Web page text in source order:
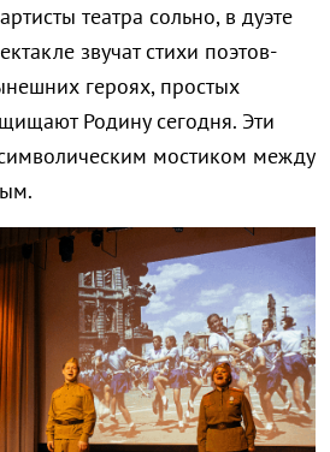
театра сольно, в дуэте
звучат стихи поэтов-
героях, простых
Родину сегодня. Эти
мостиком между